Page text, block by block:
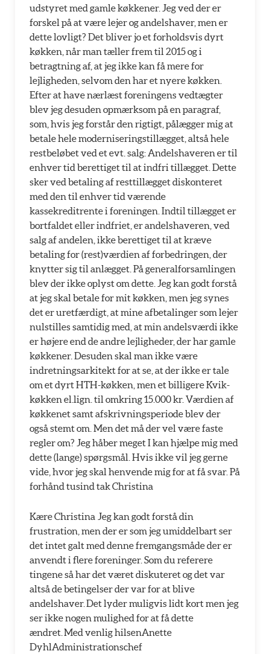
udstyret med gamle køkkener. Jeg ved der er
forskel på at være lejer og andelshaver, men er
dette lovligt? Det bliver jo et forholdsvis dyrt
køkken, når man tæller frem til 2015 og i
betragtning af, at jeg ikke kan få mere for
lejligheden, selvom den har et nyere køkken.
Efter at have nærlæst foreningens vedtægter
blev jeg desuden opmærksom på en paragraf,
som, hvis jeg forstår den rigtigt, pålægger mig at
betale hele moderniseringstillægget, altså hele
restbeløbet ved et evt. salg: Andelshaveren er til
enhver tid berettiget til at indfri tillægget. Dette
sker ved betaling af resttillægget diskonteret
med den til enhver tid værende
kassekreditrente i foreningen. Indtil tillægget er
bortfaldet eller indfriet, er andelshaveren, ved
salg af andelen, ikke berettiget til at kræve
betaling for (rest)værdien af forbedringen, der
knytter sig til anlægget. På generalforsamlingen
blev der ikke oplyst om dette. Jeg kan godt forstå
at jeg skal betale for mit køkken, men jeg synes
det er uretfærdigt, at mine afbetalinger som lejer
nulstilles samtidig med, at min andelsværdi ikke
er højere end de andre lejligheder, der har gamle
køkkener. Desuden skal man ikke være
indretningsarkitekt for at se, at der ikke er tale
om et dyrt HTH-køkken, men et billigere Kvik-
køkken el.lign. til omkring 15.000 kr. Værdien af
køkkenet samt afskrivningsperiode blev der
også stemt om. Men det må der vel være faste
regler om? Jeg håber meget I kan hjælpe mig med
dette (lange) spørgsmål. Hvis ikke vil jeg gerne
vide, hvor jeg skal henvende mig for at få svar. På
forhånd tusind tak Christina
Kære Christina Jeg kan godt forstå din
frustration, men der er som jeg umiddelbart ser
det intet galt med denne fremgangsmåde der er
anvendt i flere foreninger. Som du referere
tingene så har det været diskuteret og det var
altså de betingelser der var for at blive
andelshaver. Det lyder muligvis lidt kort men jeg
ser ikke nogen mulighed for at få dette
ændret. Med venlig hilsenAnette
DyhlAdministrationschef